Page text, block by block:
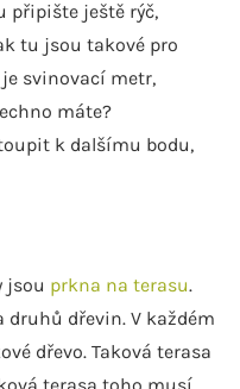
připište ještě rýč,
tu jsou takové pro
svinovací metr,
máte?
k dalšímu bodu,
jsou prkna na terasu.
dřevin. V každém
dřevo. Taková terasa